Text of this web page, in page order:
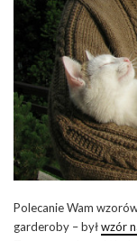
Polecanie Wam
garderoby – byłwzór